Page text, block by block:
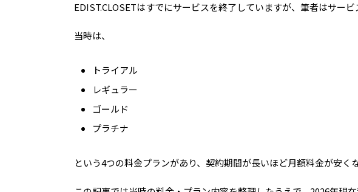
EDIST.CLOSETはすでにサービスを終了していますが、筆者はサー
当時は、
トライアル
レギュラー
ゴールド
プラチナ
という4つの料金プランがあり、契約期間が長いほど月額料金が安く